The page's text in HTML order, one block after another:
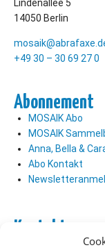
Lindenallee 5
14050 Berlin
+49 30 – 30 69 27 0
Abonnement
MOSAIK Abo
MOSAIK
Anna, Bella &
Abo Kontakt
Kontakt